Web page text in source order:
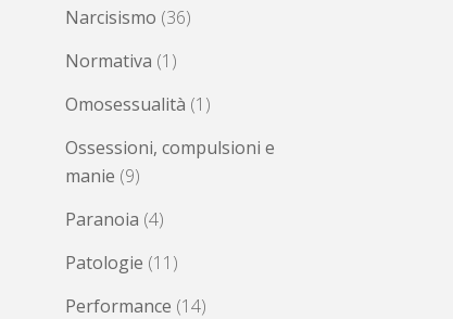
Narcisismo (36)
Normativa (1)
Omosessualità (1)
Ossessioni, compulsioni e
manie (9)
Paranoia (4)
Patologie (11)
Performance (14)